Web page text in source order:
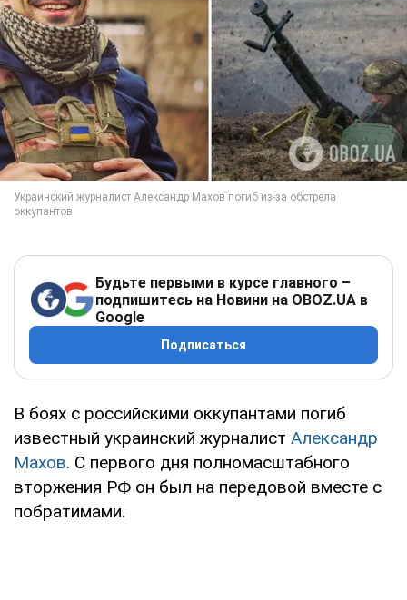
Будьте первыми в курсе главного –
подпишитесь на Новини на OBOZ.UA в
Google
Подписаться
В боях с российскими оккупантами погиб
известный украинский журналист Александр
Махов. С первого дня полномасштабного
вторжения РФ он был на передовой вместе с
побратимами.